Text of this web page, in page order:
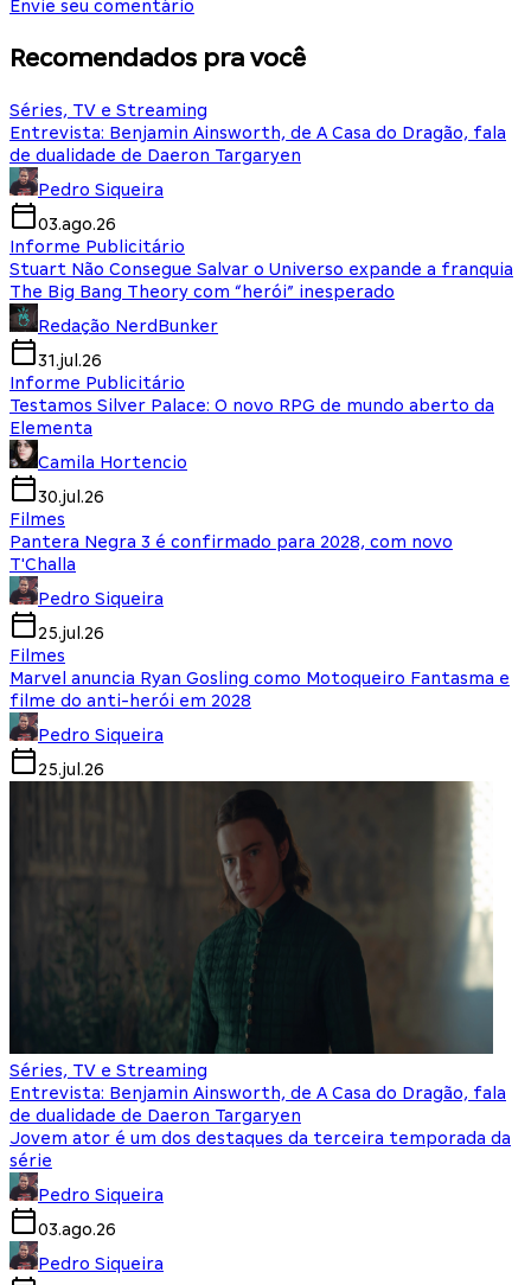
Envie seu comentário
Recomendados pra você
Séries, TV e Streaming
Entrevista: Benjamin Ainsworth, de A Casa do Dragão, fala
de dualidade de Daeron Targaryen
Pedro Siqueira
03.ago.26
Informe Publicitário
Stuart Não Consegue Salvar o Universo expande a franquia
The Big Bang Theory com “herói” inesperado
Redação NerdBunker
31.jul.26
Informe Publicitário
Testamos Silver Palace: O novo RPG de mundo aberto da
Elementa
Camila Hortencio
30.jul.26
Filmes
Pantera Negra 3 é confirmado para 2028, com novo
T'Challa
Pedro Siqueira
25.jul.26
Filmes
Marvel anuncia Ryan Gosling como Motoqueiro Fantasma e
filme do anti-herói em 2028
Pedro Siqueira
25.jul.26
Séries, TV e Streaming
Entrevista: Benjamin Ainsworth, de A Casa do Dragão, fala
de dualidade de Daeron Targaryen
Jovem ator é um dos destaques da terceira temporada da
série
Pedro Siqueira
03.ago.26
Pedro Siqueira